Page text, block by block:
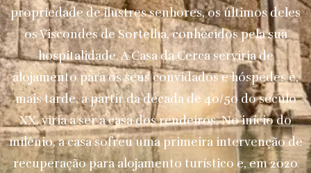
propriedade de ilustres senhores, os últimos deles
os Viscondes de Sortelha, conhecidos pela sua
hospitalidade. A Casa da Cerca serviria de
alojamento para os seus convidados e hóspedes e,
mais tarde, a partir da década de 40/50 do século
XX, viria a ser a casa dos rendeiros. No início do
milénio, a casa sofreu uma primeira intervenção de
recuperação para alojamento turístico e, em 2020